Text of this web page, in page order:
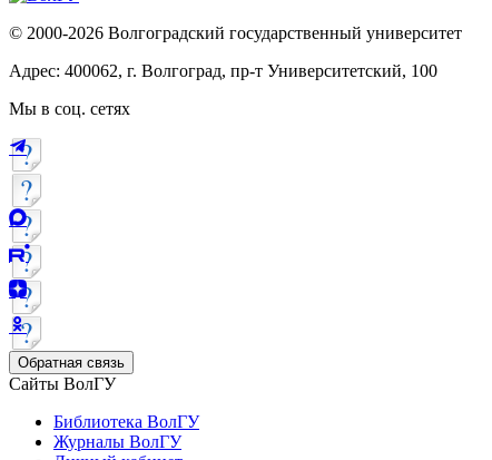
© 2000-2026 Волгоградский государственный университет
Адрес: 400062, г. Волгоград, пр-т Университетский, 100
Мы в соц. сетях
Обратная связь
Сайты ВолГУ
Библиотека ВолГУ
Журналы ВолГУ